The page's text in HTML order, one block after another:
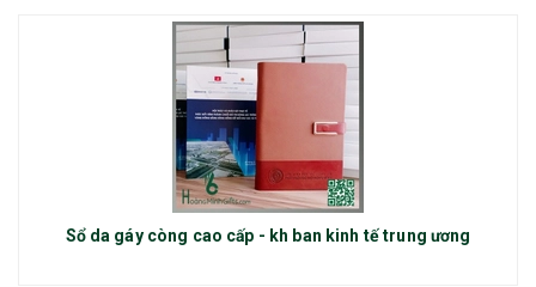
Sổ da gáy còng cao cấp - kh ban kinh tế trung ương